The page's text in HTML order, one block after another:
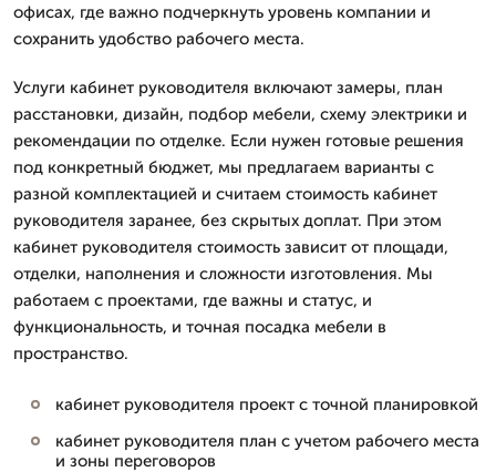
офисах, где важно подчеркнуть уровень компании и
сохранить удобство рабочего места.
Услуги кабинет руководителя включают замеры, план
расстановки, дизайн, подбор мебели, схему электрики и
рекомендации по отделке. Если нужен готовые решения
под конкретный бюджет, мы предлагаем варианты с
разной комплектацией и считаем стоимость кабинет
руководителя заранее, без скрытых доплат. При этом
кабинет руководителя стоимость зависит от площади,
отделки, наполнения и сложности изготовления. Мы
работаем с проектами, где важны и статус, и
функциональность, и точная посадка мебели в
пространство.
кабинет руководителя проект с точной планировкой
кабинет руководителя план с учетом рабочего места
и зоны переговоров